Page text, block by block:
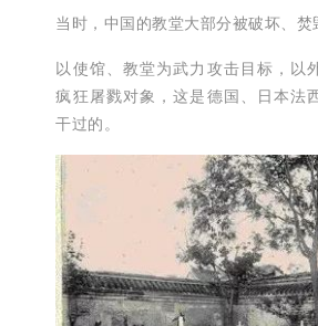
当时，中国的教堂大部分被破坏、焚
以使馆、教堂为武力攻击目标，以
疯狂屠戮对象，这是德国、日本法
干过的。